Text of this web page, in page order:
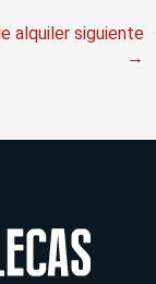
alquiler siguiente
→